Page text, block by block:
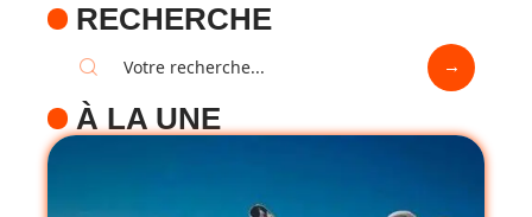
RECHERCHE
À LA UNE